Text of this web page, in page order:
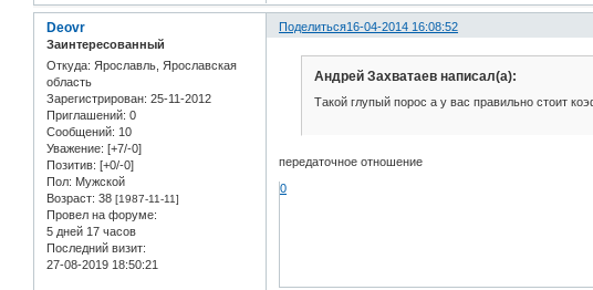
Поделиться16-04-2014 16:08:52
Deovr
Заинтересованный
Откуда: Ярославль, Ярославская
область
Зарегистрирован: 25-11-2012
Приглашений: 0
Сообщений: 10
Уважение: [+7/-0]
Позитив: [+0/-0]
Пол: Мужской
Возраст: 38 [1987-11-11]
Провел на форуме:
5 дней 17 часов
Последний визит:
27-08-2019 18:50:21
Андрей Захватаев написал(а):
Такой глупый порос а у вас правильно стоит
передаточное отношение
0